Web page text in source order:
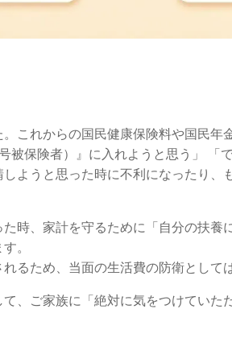
。これからの国民健康保険料や国民
被保険者）』に入れようと思う」 「
ようと思った時に不利になったり、
時、家計を守るために「自分の扶養
。
るため、当面の生活費の防衛として
、ご家族に「絶対に気をつけていた